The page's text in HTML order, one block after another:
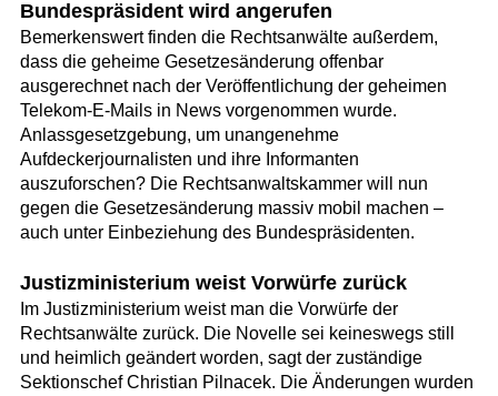
Bundespräsident wird angerufen
Bemerkenswert finden die Rechtsanwälte außerdem,
dass die geheime Gesetzesänderung offenbar
ausgerechnet nach der Veröffentlichung der geheimen
Telekom-E-Mails in News vorgenommen wurde.
Anlassgesetzgebung, um unangenehme
Aufdeckerjournalisten und ihre Informanten
auszuforschen? Die Rechtsanwaltskammer will nun
gegen die Gesetzesänderung massiv mobil machen –
auch unter Einbeziehung des Bundespräsidenten.
Justizministerium weist Vorwürfe zurück
Im Justizministerium weist man die Vorwürfe der
Rechtsanwälte zurück. Die Novelle sei keineswegs still
und heimlich geändert worden, sagt der zuständige
Sektionschef Christian Pilnacek. Die Änderungen wurden